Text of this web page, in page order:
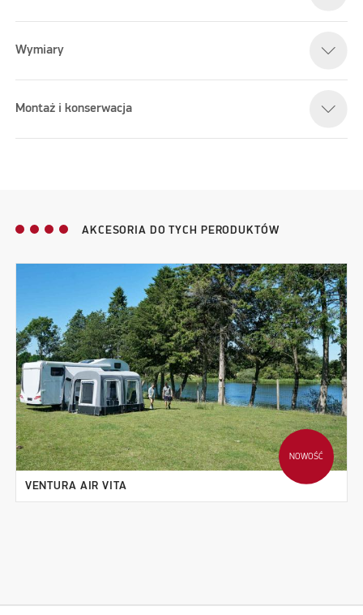
Wymiary
Montaż i konserwacja
AKCESORIA DO TYCH PERODUKTÓW
NOWOŚĆ
VENTURA AIR VITA